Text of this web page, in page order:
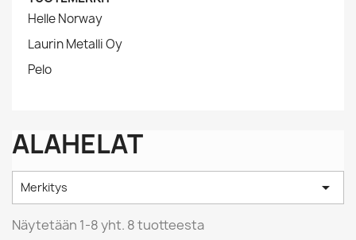
Helle Norway
Laurin Metalli Oy
Pelo
ALAHELAT
Merkitys 
Näytetään 1-8 yht. 8 tuotteesta